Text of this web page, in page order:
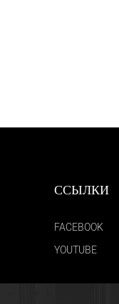
ССЫЛКИ
FACEBOOK
YOUTUBE